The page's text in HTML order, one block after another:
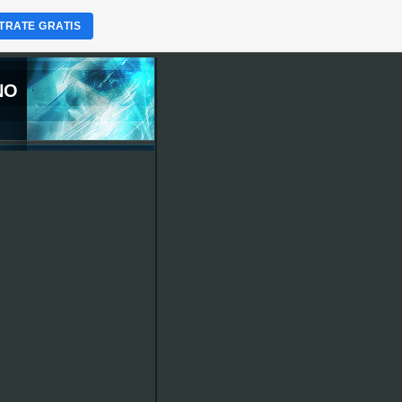
GRATIS